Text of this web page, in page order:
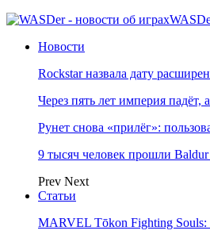
Новости
Rockstar назвала дату
Через пять лет империя
Рунет снова «прилёг»:
9 тысяч человек прошли
Prev Next
Статьи
MARVEL Tōkon Fighting Souls: